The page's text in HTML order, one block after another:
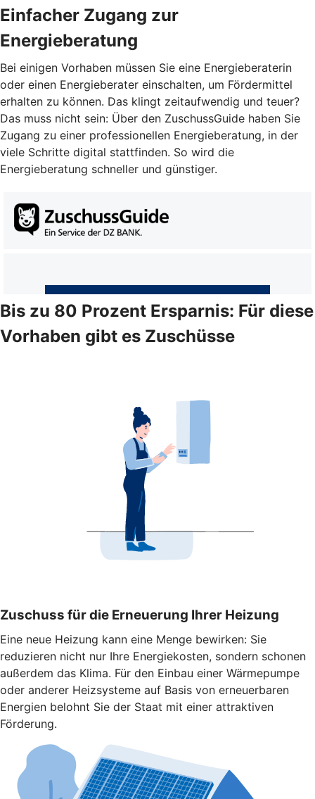
Einfacher Zugang zur
Energieberatung
Bei einigen Vorhaben müssen Sie eine Energieberaterin
oder einen Energieberater einschalten, um Fördermittel
erhalten zu können. Das klingt zeitaufwendig und teuer?
Das muss nicht sein: Über den ZuschussGuide haben Sie
Zugang zu einer professionellen Energieberatung, in der
viele Schritte digital stattfinden. So wird die
Energieberatung schneller und günstiger.
Bis zu 80 Prozent Ersparnis: Für diese
Vorhaben gibt es Zuschüsse
Zuschuss für die Erneuerung Ihrer Heizung
Eine neue Heizung kann eine Menge bewirken: Sie
reduzieren nicht nur Ihre Energiekosten, sondern schonen
außerdem das Klima. Für den Einbau einer Wärmepumpe
oder anderer Heizsysteme auf Basis von erneuerbaren
Energien belohnt Sie der Staat mit einer attraktiven
Förderung.